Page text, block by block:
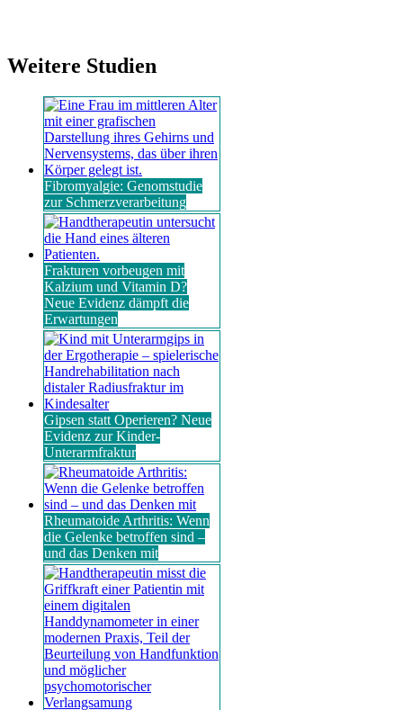
Weitere Studien
Fibromyalgie: Genomstudie
zur Schmerzverarbeitung
Frakturen vorbeugen mit
Kalzium und Vitamin D?
Neue Evidenz dämpft die
Erwartungen
Gipsen statt Operieren? Neue
Evidenz zur Kinder-
Unterarmfraktur
Rheumatoide Arthritis: Wenn
die Gelenke betroffen sind –
und das Denken mit